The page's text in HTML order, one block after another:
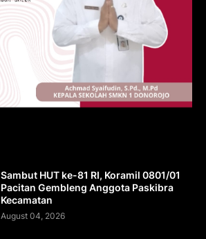
Sambut HUT ke-81 RI, Koramil 0801/01
Pacitan Gembleng Anggota Paskibra
Kecamatan
August 04, 2026